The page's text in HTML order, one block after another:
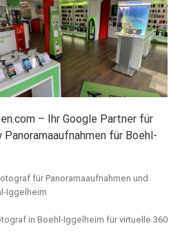
– Ihr Google Partner für
für Boehl-